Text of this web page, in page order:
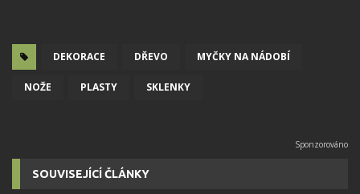
DEKORACE DŘEVO MYČKY NA NÁDOBÍ
NOŽE PLASTY SKLENKY
SOUVISEJÍCÍ ČLÁNKY